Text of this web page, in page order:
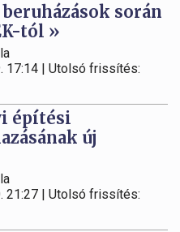
során
tól »
17:14 | Utolsó frissítés:
építési
új
21:27 | Utolsó frissítés: